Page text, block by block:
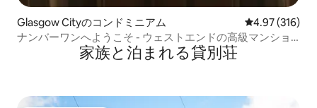
Glasgow Cityのコンドミニアム レビュー316
4.97 (316)
ナンバーワンへようこそ - ウェストエンドの高級マンショ
家族と泊まれる貸別荘